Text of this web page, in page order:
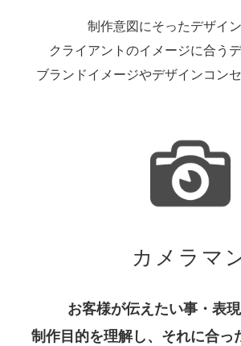
制作意図にそったデザイ
クライアントのイメージに合う
ブランドイメージやデザインコン
カメラマ
お客様が伝えたい事・表現
制作目的を理解し、それに合っ